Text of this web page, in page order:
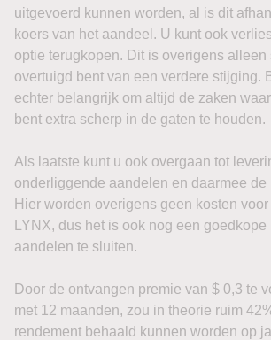
uitgevoerd kunnen worden, al is dit
koers van het aandeel. U kunt ook
optie terugkopen. Dit is overigens alleen
overtuigd bent van een verdere stijging.
echter belangrijk om altijd de zaken
bent extra scherp in de gaten te houden.
Als laatste kunt u ook overgaan tot
onderliggende aandelen en daarmee de
Hier worden overigens geen kosten
LYNX, dus het is ook nog een
aandelen te sluiten.
Door de ontvangen premie van $ 0,3 te
met 12 maanden, zou in theorie ruim
rendement behaald kunnen worden op